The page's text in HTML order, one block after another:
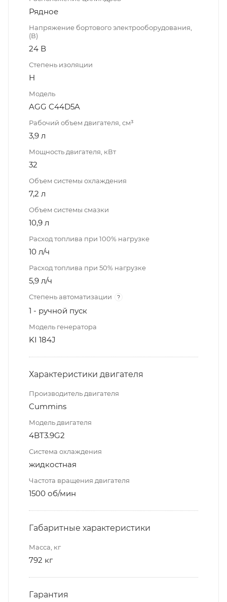
Рядное
Напряжение бортового электрооборудования,
(В)
24 В
Степень изоляции
Н
Модель
AGG C44D5A
Рабочий объем двигателя, см³
3,9 л
Мощность двигателя, кВт
32
Объем системы охлаждения
7,2 л
Объем системы смазки
10,9 л
Расход топлива при 100% нагрузке
10 л/ч
Расход топлива при 50% нагрузке
5,9 л/ч
Степень автоматизации ?
1 - ручной пуск
Модель генератора
KI 184J
Характеристики двигателя
Производитель двигателя
Cummins
Модель двигателя
4BT3.9G2
Система охлаждения
жидкостная
Частота вращения двигателя
1500 об/мин
Габаритные характеристики
Масса, кг
792 кг
Гарантия